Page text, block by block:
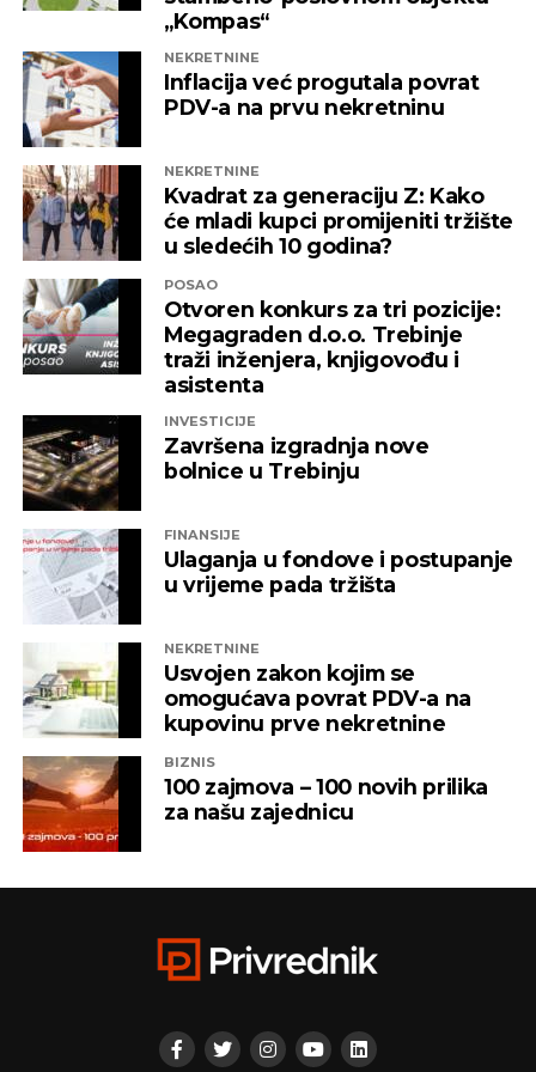
„Kompas“
NEKRETNINE
Inflacija već progutala povrat
PDV-a na prvu nekretninu
NEKRETNINE
Kvadrat za generaciju Z: Kako
će mladi kupci promijeniti tržište
u sledećih 10 godina?
POSAO
Otvoren konkurs za tri pozicije:
Megagraden d.o.o. Trebinje
traži inženjera, knjigovođu i
asistenta
INVESTICIJE
Završena izgradnja nove
bolnice u Trebinju
FINANSIJE
Ulaganja u fondove i postupanje
u vrijeme pada tržišta
NEKRETNINE
Usvojen zakon kojim se
omogućava povrat PDV-a na
kupovinu prve nekretnine
BIZNIS
100 zajmova – 100 novih prilika
za našu zajednicu